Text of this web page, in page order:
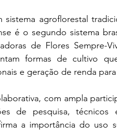
sistema agroflorestal
é o segundo sistema
de Flores Sempre-
formas de cultivo
e geração de renda
com ampla
de pesquisa, técnicos
a importância do uso